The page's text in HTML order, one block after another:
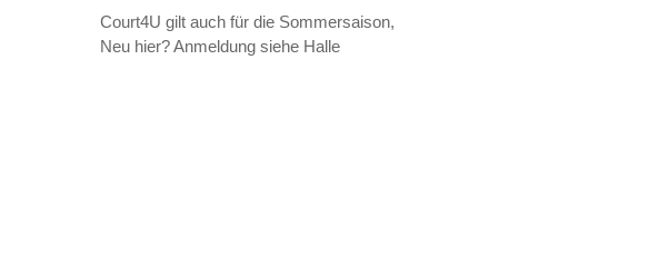
Court4U gilt auch für die Sommersaison,
Neu hier? Anmeldung siehe Halle